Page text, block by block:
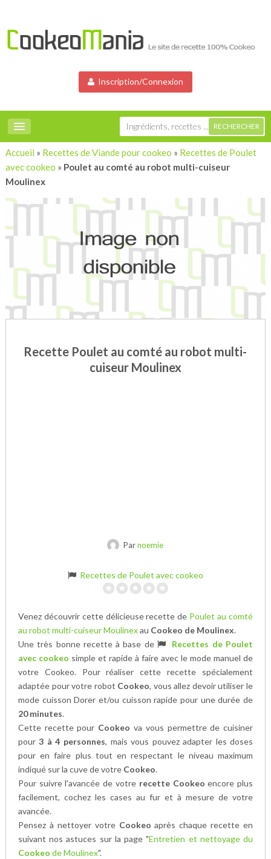
Inscription/Connexion
Accueil » Recettes de Viande pour cookeo » Recettes de Poulet
avec cookeo » Poulet au comté au robot multi-cuiseur
Moulinex
Recette Poulet au comté au robot multi-
cuiseur Moulinex
Parnoemie
Recettes de Poulet avec cookeo
Venez découvrir cette délicieuse recette de Poulet au comté
au robot multi-cuiseur Moulinexau Cookeo de Moulinex.
Une très bonne recette à base de
Recettes de Poulet
avec cookeo simple et rapide à faire avec le mode manuel de
votre Cookeo. Pour réaliser cette recette spécialement
adaptée pour votre robot Cookeo, vous allez devoir utiliser le
mode cuisson Dorer et/ou cuisson rapide pour une durée de
20 minutes.
Cette recette pour Cookeo va vous permettre de cuisiner
pour3 à 4 personnes, mais vous pouvez adapter les doses
pour en faire plus tout en respectant le niveau maximum
indiqué sur la cuve de votre Cookeo.
Pour suivre l'avancée de votre recette Cookeo encore plus
facilement, cochez les cases au fur et à mesure de votre
avancée.
Pensez à nettoyer votre Cookeo après chaque recette en
suivant nos astuces sur la page "Entretien et nettoyage du
Cookeo de Moulinex".